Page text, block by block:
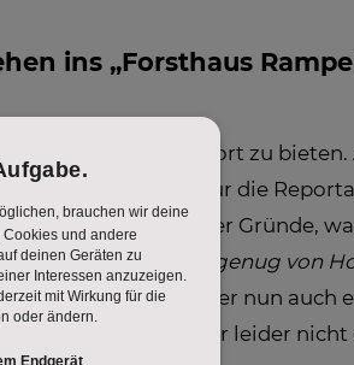
ins „Forsthaus
als Hollywood-Export zu bieten.
PULS 4 sie für die
mehr waren mitunter Gründe,
ist:„Ich hatte genug von
Und weil sie hier nun auch
Dabei hat sie zwar leider